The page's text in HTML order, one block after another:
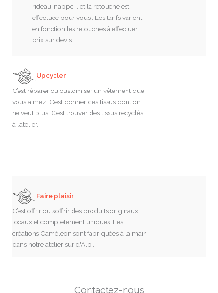
rideau, nappe…. et la retouche est
effectuée pour vous . Les tarifs varient
en fonction les retouches à effectuer,
prix sur devis.
Upcycler
C’est réparer ou customiser un vêtement que
vous aimez. C’est donner des tissus dont on
ne veut plus. C’est trouver des tissus recyclés
à l’atelier.
Faire plaisir
C’est offrir ou s’offrir des produits originaux
locaux et complètement uniques. Les
créations Caméléon sont fabriquées à la main
dans notre atelier sur d'Albi.
Contactez-nous